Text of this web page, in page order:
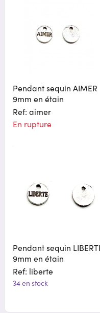
Pendant sequin AIMER
9mm en étain
Ref: aimer
En rupture
Pendant sequin
9mm en étain
Ref: liberte
34 en stock